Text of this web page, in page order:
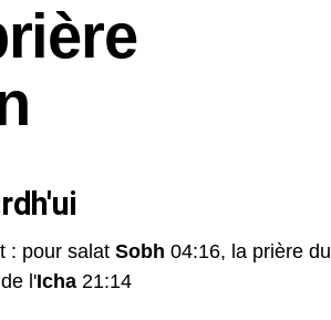
: pour salat Sobh 04:16, la prière du
l'Icha 21:14